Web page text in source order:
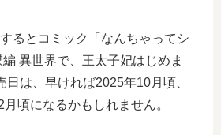
るとコミック「なんちゃってシ
異世界で、王太子妃はじめま
日は、早ければ2025年10月頃、
頃になるかもしれません。